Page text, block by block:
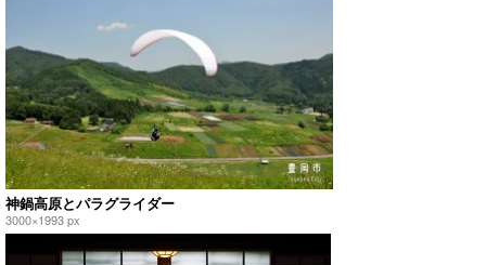
神鍋高原とパラグライダー
3000×1993 px